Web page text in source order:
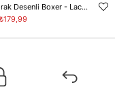
Erkek Yaprak Desenli Boxer - Lacivert
₺179,99